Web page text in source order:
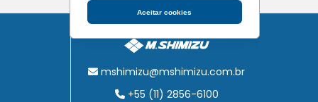
Aceitar cookies
mshimizu@mshimizu.com.br
+55 (11) 2856-6100